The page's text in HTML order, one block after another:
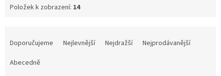
Položek k zobrazení: 14
Doporučujeme Nejlevnější Nejdražší
Nejprodávanější
Abecedně